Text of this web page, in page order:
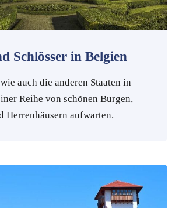
Schlösser in Belgien
auch die anderen Staaten in
Reihe von schönen Burgen,
Herrenhäusern aufwarten.